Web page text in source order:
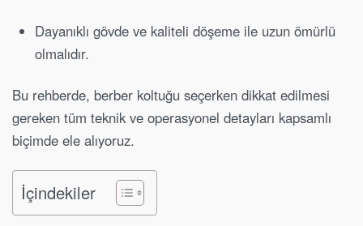
Dayanıklı gövde ve kaliteli döşeme ile uzun ömürlü
olmalıdır.
Bu rehberde, berber koltuğu seçerken dikkat edilmesi
gereken tüm teknik ve operasyonel detayları kapsamlı
biçimde ele alıyoruz.
İçindekiler